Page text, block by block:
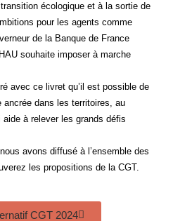
écologique et à la sortie de
pour les agents comme
de la Banque de France
souhaite imposer à marche
avec ce livret qu’il est possible de
ancrée dans les territoires, au
à relever les grands défis
avons diffusé à l’ensemble des
les propositions de la CGT.
CGT 2024